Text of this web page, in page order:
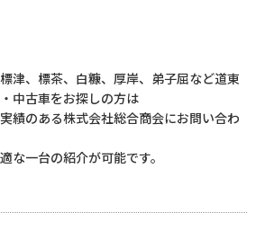
津、標茶、白糠、厚岸、弟子屈など道東
中古車をお探しの方は
績のある株式会社総合商会にお問い合わ
な一台の紹介が可能です。